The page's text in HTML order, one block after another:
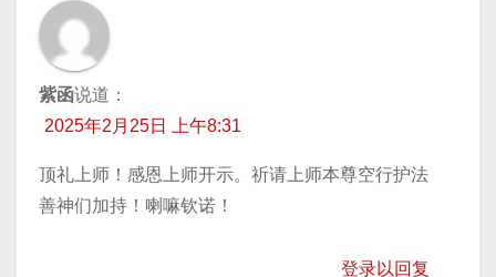
紫函说道：
2025年2月25日 上午8:31
顶礼上师！感恩上师开示。祈请上师本尊空行护法
善神们加持！喇嘛钦诺！
登录以回复